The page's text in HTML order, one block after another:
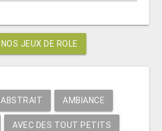
NOS JEUX DE ROLE
ABSTRAIT AMBIANCE
AVEC DES TOUT PETITS